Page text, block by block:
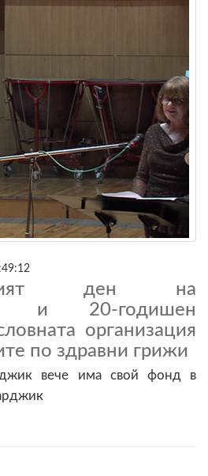
ден на
и 20-годишен
организация
по здравни грижи
вече има свой фонд в